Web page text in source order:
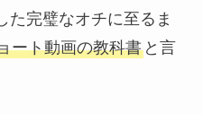
た完璧なオチに至るま
ート動画の教科書と言